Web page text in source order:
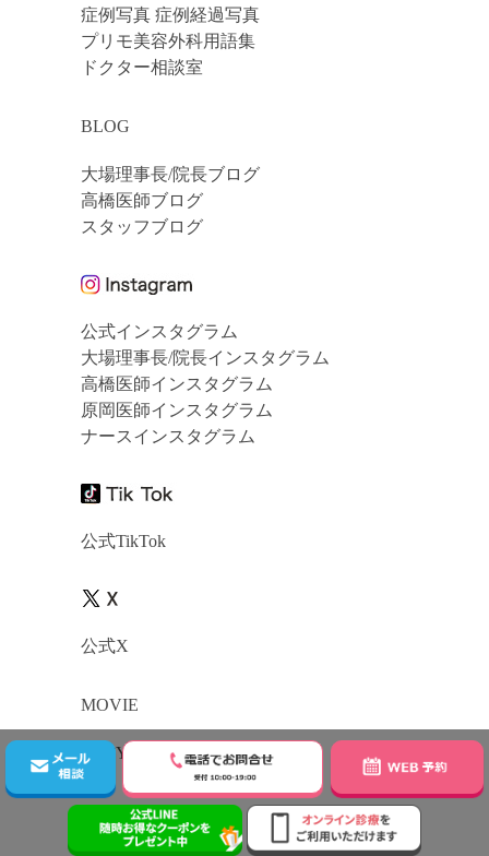
症例写真 症例経過写真
プリモ美容外科用語集
ドクター相談室
BLOG
大場理事長/院長ブログ
高橋医師ブログ
スタッフブログ
公式インスタグラム
大場理事長/院長インスタグラム
高橋医師インスタグラム
原岡医師インスタグラム
ナースインスタグラム
公式TikTok
公式X
MOVIE
公式YouTubeチャンネル
GUIDE